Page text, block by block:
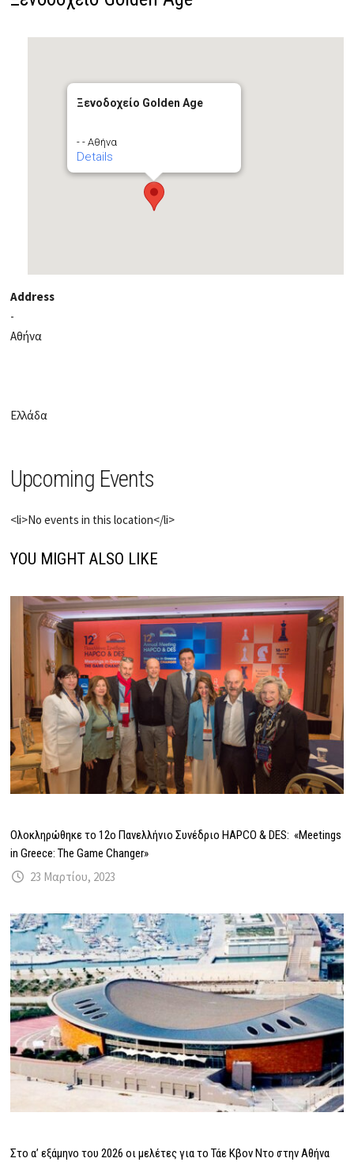
Ξενοδοχείο Golden Age
- - Αθήνα
Details
Address
-
Αθήνα
Ελλάδα
Upcoming Events
<li>No events in this location</li>
YOU MIGHT ALSO LIKE
Ολοκληρώθηκε το 12ο Πανελλήνιο Συνέδριο HAPCO & DES: «Meetings
in Greece: The Game Changer»
23 Μαρτίου, 2023
Στο α’ εξάμηνο του 2026 οι μελέτες για το Τάε Κβον Ντο στην Αθήνα